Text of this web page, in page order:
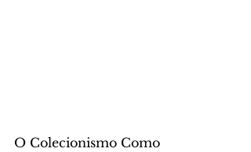
O Colecionismo Como